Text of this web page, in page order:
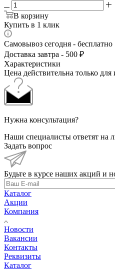
В корзину
Купить в 1 клик
Самовывоз сегодня - бесплатно
Доставка завтра - 500 ₽
Характеристики
Цена действительна только для
Нужна консультация?
Наши специалисты ответят на
Задать вопрос
Будьте в курсе наших акций и
Каталог
Акции
Компания
Новости
Вакансии
Контакты
Реквизиты
Каталог